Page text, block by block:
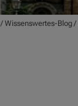
/Wissenswertes-Blog /